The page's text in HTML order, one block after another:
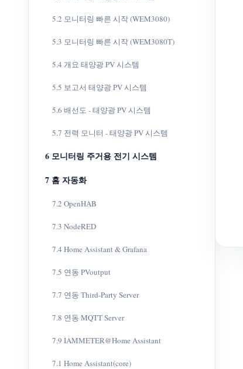
5.2 모니터링 빠른 시작 (WEM3080)
5.3 모니터링 빠른 시작 (WEM3080T)
5.4 개요 태양광 PV 시스템
5.5 보고서 태양광 PV 시스템
5.6 배선도 - 태양광 PV 시스템
5.7 전력 모니터 - 태양광 PV 시스템
6 모니터링 주거용 전기 시스템
7 홈 자동화
7.2 OpenHAB
7.3 NodeRED
7.4 Home Assistant & Grafana
7.5 연동 PVoutput
7.7 연동 Third-Party Server
7.8 연동 MQTT Server
7.9 IAMMETER@Home Assistant
7.1 Home Assistant(core)